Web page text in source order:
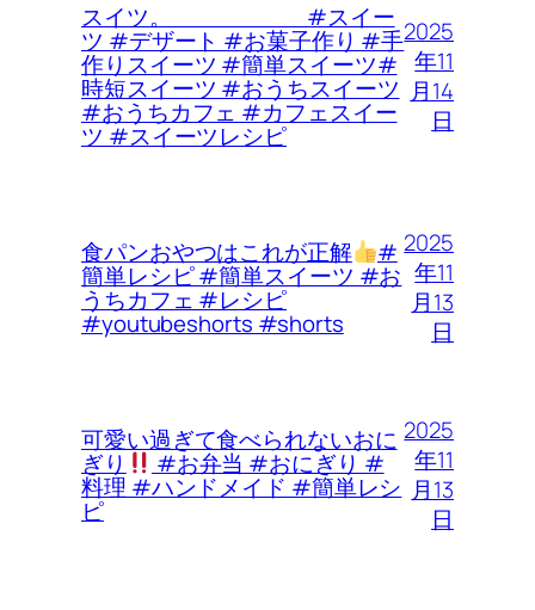
スイツ。 #スイー
ツ #デザート #お菓子作り #手
作りスイーツ #簡単スイーツ#
時短スイーツ #おうちスイーツ
#おうちカフェ #カフェスイー
ツ #スイーツレシピ
2025
年11
月14
日
食パンおやつはこれが正解 #
簡単レシピ #簡単スイーツ #お
うちカフェ #レシピ
#youtubeshorts #shorts
2025
年11
月13
日
可愛い過ぎて食べられないおに
ぎり #お弁当 #おにぎり #
料理 #ハンドメイド #簡単レシ
ピ
2025
年11
月13
日